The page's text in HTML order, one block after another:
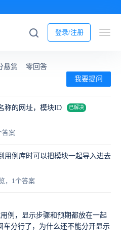
登录/注册
悬赏
零回答
我要提问
称的网址，模块ID 已解决
答案
用例库时可以把模块一起导入进去
，1个答案
例，显示步骤和预期都放在一起
车分行了，为什么还不能分开显示